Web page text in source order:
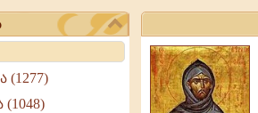
(1277)